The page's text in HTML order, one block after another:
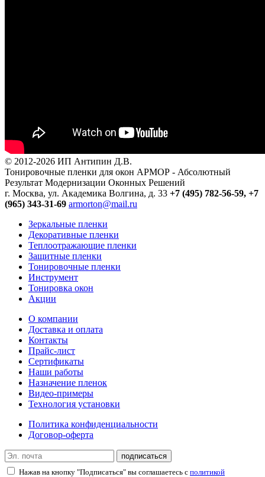
© 2012-2026 ИП Антипин Д.В.
Тонировочные пленки для окон АРМОР - Абсолютный
Результат Модернизации Оконных Решений
г. Москва, ул. Академика Волгина, д. 33 +7 (495) 782-56-59, +7
(965) 343-31-69 armorton@mail.ru
Зеркальные пленки
Декоративные пленки
Теплоотражающие пленки
Защитные пленки
Тонировочные пленки
Инструмент
Тонировка окон
Акции
О компании
Доставка и оплата
Контакты
Прайс-лист
Сертификаты
Наши работы
Назначение пленок
Видео-примеры
Технология установки
Политика конфиденциальности
Договор-оферта
подписаться
Нажав на кнопку "Подписаться" вы соглашаетесь с политикой